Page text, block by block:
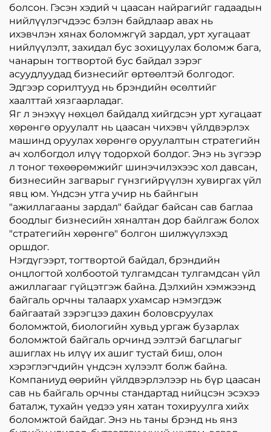
болсон. Гэсэн хэдий ч цаасан найрагийг гадаадын
нийлүүлэгчдээс бэлэн байдлаар авах нь
ихэвчлэн хянах боломжгүй зардал, урт хугацаат
нийлүүлэлт, захидал бус зохицуулах боломж бага,
чанарын тогтвортой бус байдал зэрэг
асуудлуудад бизнесийг өртөөлтэй болгодог.
Эдгээр сорилтууд нь брэндийн өсөлтийг
хаалттай хязгаарладаг.
Яг л энэхүү нөхцөл байдалд хийгдсэн урт хугацаат
хөрөнгө оруулалт нь цаасан чихэвч үйлдвэрлэх
машинд оруулах хөрөнгө оруулалтын стратегийн
ач холбогдол илүү тодорхой болдог. Энэ нь зүгээр
л тоног төхөөрөмжийг шинэчилэхээс хол давсан,
бизнесийн загварыг гүнзгийрүүлэн хувиргах үйл
явц юм. Үндсэн утга учир нь байнгын
"ажиллагааны зардал" байдаг байсан сав баглаа
боодлыг бизнесийн хяналтан дор байлгаж болох
"стратегийн хөрөнгө" болгон шилжүүлэхэд
оршдог.
Нэгдүгээрт, тогтвортой байдал, брэндийн
онцлогтой холбоотой тулгамдсан тулгамдсан үйл
ажиллагааг гүйцэтгэж байна. Дэлхийн хэмжээнд
байгаль орчны талаарх ухамсар нэмэгдэж
байгаатай зэрэгцээ дахин боловсруулах
боломжтой, биологийн хувьд ургаж бузарлах
боломжтой байгаль орчинд ээлтэй багцлагыг
ашиглах нь илүү их ашиг тустай биш, олон
хэрэглэгчдийн үндсэн хүлээлт болж байна.
Компаниуд өөрийн үйлдвэрлэлээр нь бүр цаасан
сав нь байгаль орчны стандартад нийцсэн эсэхээ
баталж, тухайн үедээ уян хатан тохируулга хийх
боломжтой байдаг. Энэ нь таны брэнд нь янз